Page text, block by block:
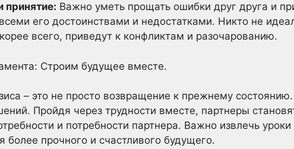
принятие: Важно уметь прощать ошибки друг друга и
его достоинствами и недостатками. Никто не
всего, приведут к конфликтам и разочарованию.
Строим будущее вместе.
– это не просто возвращение к прежнему
Пройдя через трудности вместе, партнеры
и потребности партнера. Важно извлечь
более прочного и счастливого будущего.